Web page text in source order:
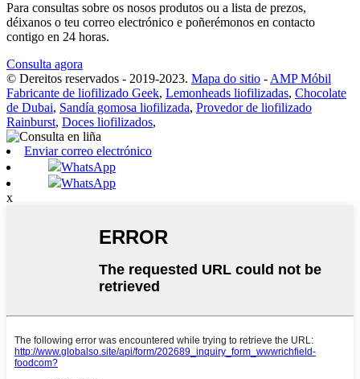
Para consultas sobre os nosos produtos ou a lista de prezos,
déixanos o teu correo electrónico e poñerémonos en contacto
contigo en 24 horas.
Consulta agora
© Dereitos reservados - 2019-2023. Mapa do sitio - AMP Móbil
Fabricante de liofilizado Geek, Lemonheads liofilizadas, Chocolate
de Dubai, Sandía gomosa liofilizada, Provedor de liofilizado
Rainburst, Doces liofilizados,
Enviar correo electrónico
WhatsApp
WhatsApp
x